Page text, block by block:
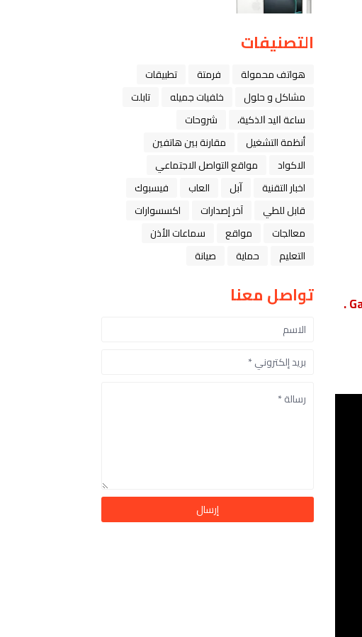
التصنيفات
هواتف محمولة فرمتة
تطبيقات
مشاكل و حلول
خلفيات جميله
تابلت
ﺳﺎﻋﺔ ﺍﻟﻴﺪ ﺍﻟﺬﻛﻴﺔ،
شروحات
أنظمة التشغيل
مقارنة بين هاتفين
الاكواد
مواقع التواصل الاجتماعي
اخبار التقنية
ﺁﺑﻞ العاب
فيسبوك
قابل للطي
آخر إصدارات
اكسسوارات
معالجات
مواقع
سماعات الأذن
التعليم
حماية صيانة
تواصل معنا